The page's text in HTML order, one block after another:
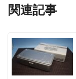
関連記事